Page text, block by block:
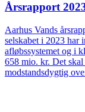
Årsrapport
Aarhus Vands
selskabet i 2023 har
afløbssystemet og i
658 mio. kr. Det
modstandsdygtig